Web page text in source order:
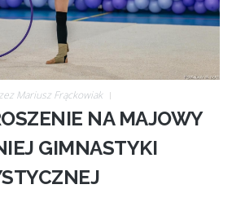
Mariusz Frąckowiak
NA MAJOWY
GIMNASTYKI